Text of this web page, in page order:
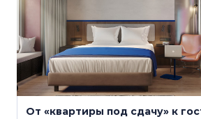
От «квартиры под сдачу» к